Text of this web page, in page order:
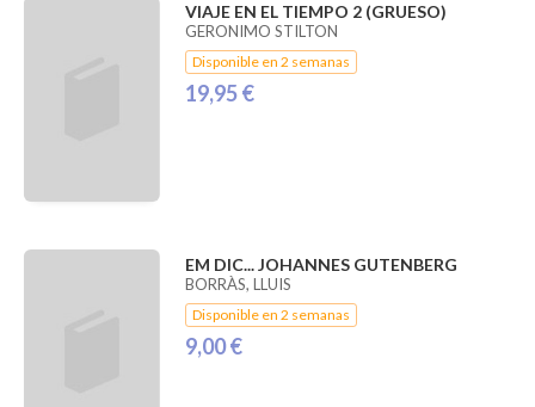
VIAJE EN EL TIEMPO 2 (GRUESO)
GERONIMO STILTON
Disponible en 2 semanas
19,95 €
EM DIC... JOHANNES GUTENBERG
BORRÀS, LLUIS
Disponible en 2 semanas
9,00 €